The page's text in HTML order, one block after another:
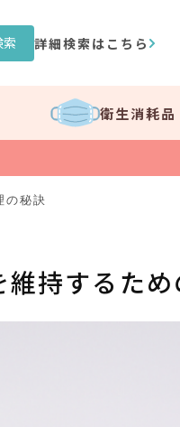
索 詳細検索はこちら
衛生消耗品
の秘訣
持するた